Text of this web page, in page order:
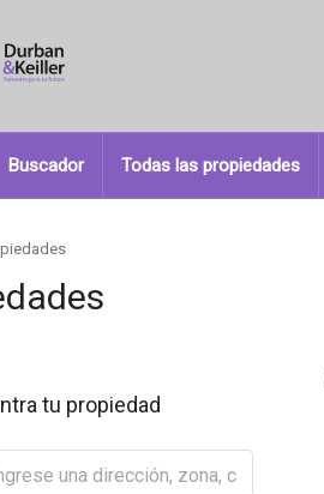
Buscador Todas las propiedades
tu propiedad